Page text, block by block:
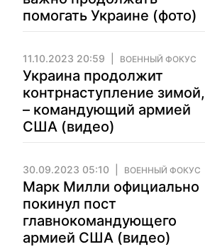
помогать Украине (фото)
11.10.2023 20:59 ВОЕННЫЙ ФОКУС
Украина продолжит
контрнаступление зимой,
– командующий армией
США (видео)
30.09.2023 05:10 ВОЕННЫЙ ФОКУС
Марк Милли официально
покинул пост
главнокомандующего
армией США (видео)